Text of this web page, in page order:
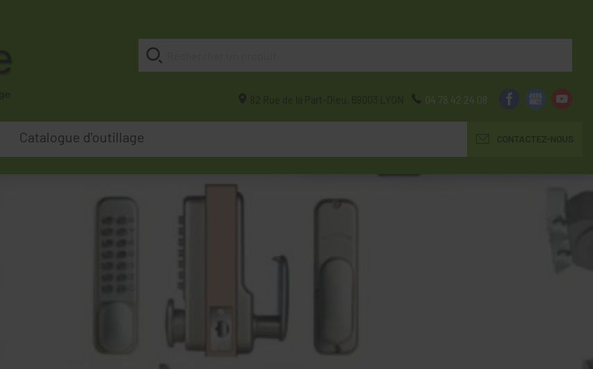
82 Rue de la Part-Dieu, 69003 LYON 04 78 42 24 08
Catalogue d'outillage CONTACTEZ-NOUS